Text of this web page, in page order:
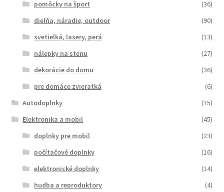
pomôcky na šport
(36)
dielňa, náradie, outdoor
(90)
svetielká, lasery, perá
(13)
nálepky na stenu
(27)
dekorácie do domu
(36)
pre domáce zvieratká
(6)
Autodoplnky
(15)
Elektronika a mobil
(45)
doplnky pre mobil
(23)
počítačové doplnky
(16)
elektronické doplnky
(14)
hudba a reproduktory
(4)